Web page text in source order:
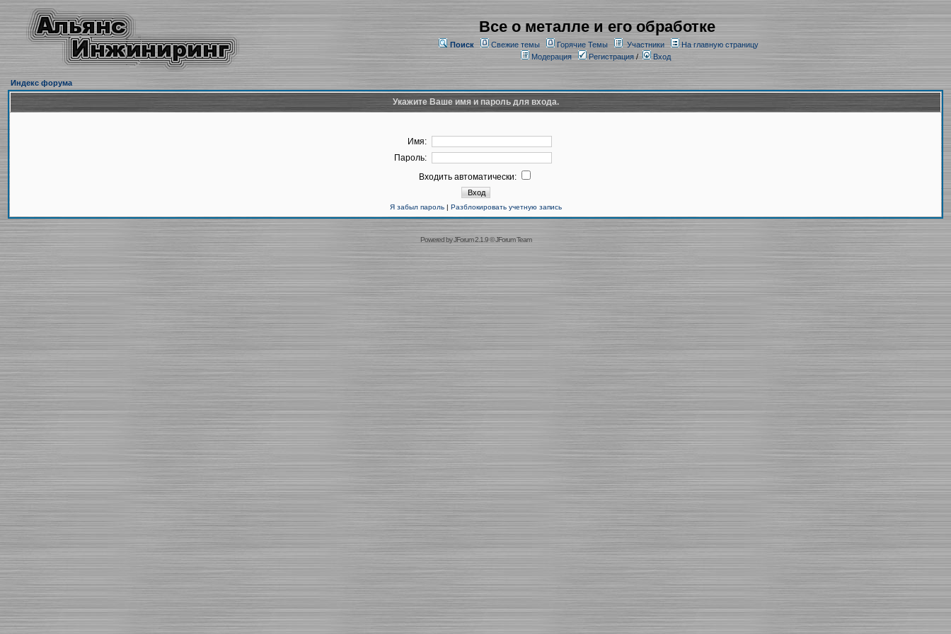
Все о металле и его обработке
Поиск Свежие темы Горячие Темы Участники
На главную страницу
Модерация
Регистрация/ Вход
Индекс форума
Укажите Ваше имя и пароль для входа.
Имя:
Пароль:
Входить автоматически:
Я забыл пароль| Разблокировать учетную запись
Powered byJForum 2.1.9©JForum Team